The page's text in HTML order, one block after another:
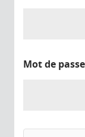
Mot de passe